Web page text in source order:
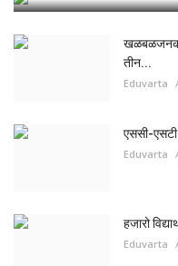
खळबळजनक!
तीन...
Eduvarta
एससी-एसटी
Eduvarta
हजारो
Eduvarta